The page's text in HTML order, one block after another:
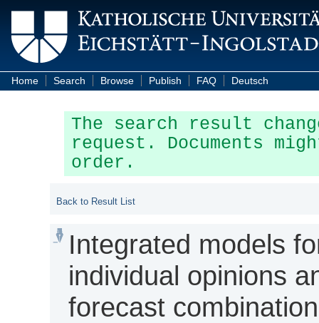
Home Search Browse Publish FAQ Deutsch
The search result
request. Documents
order.
Back to Result List
Integrated models
individual opinions
forecast combination